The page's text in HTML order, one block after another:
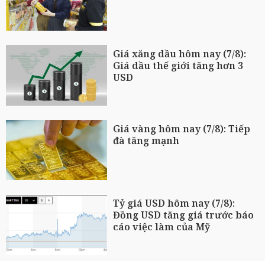
Giá xăng dầu hôm nay (7/8):
Giá dầu thế giới tăng hơn 3
USD
Giá vàng hôm nay (7/8): Tiếp
đà tăng mạnh
Tỷ giá USD hôm nay (7/8):
Đồng USD tăng giá trước báo
cáo việc làm của Mỹ